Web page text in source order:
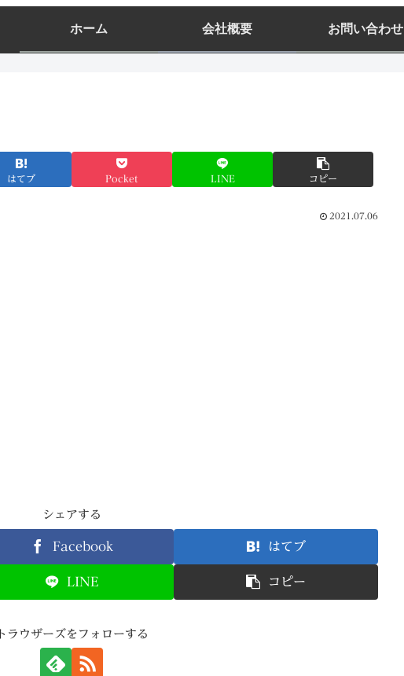
ホーム 会社概要 お問い合わせ
はてブ Pocket LINE コピー
2021.07.06
シェアする
Facebook はてブ
LINE コピー
トラウザーズをフォローする